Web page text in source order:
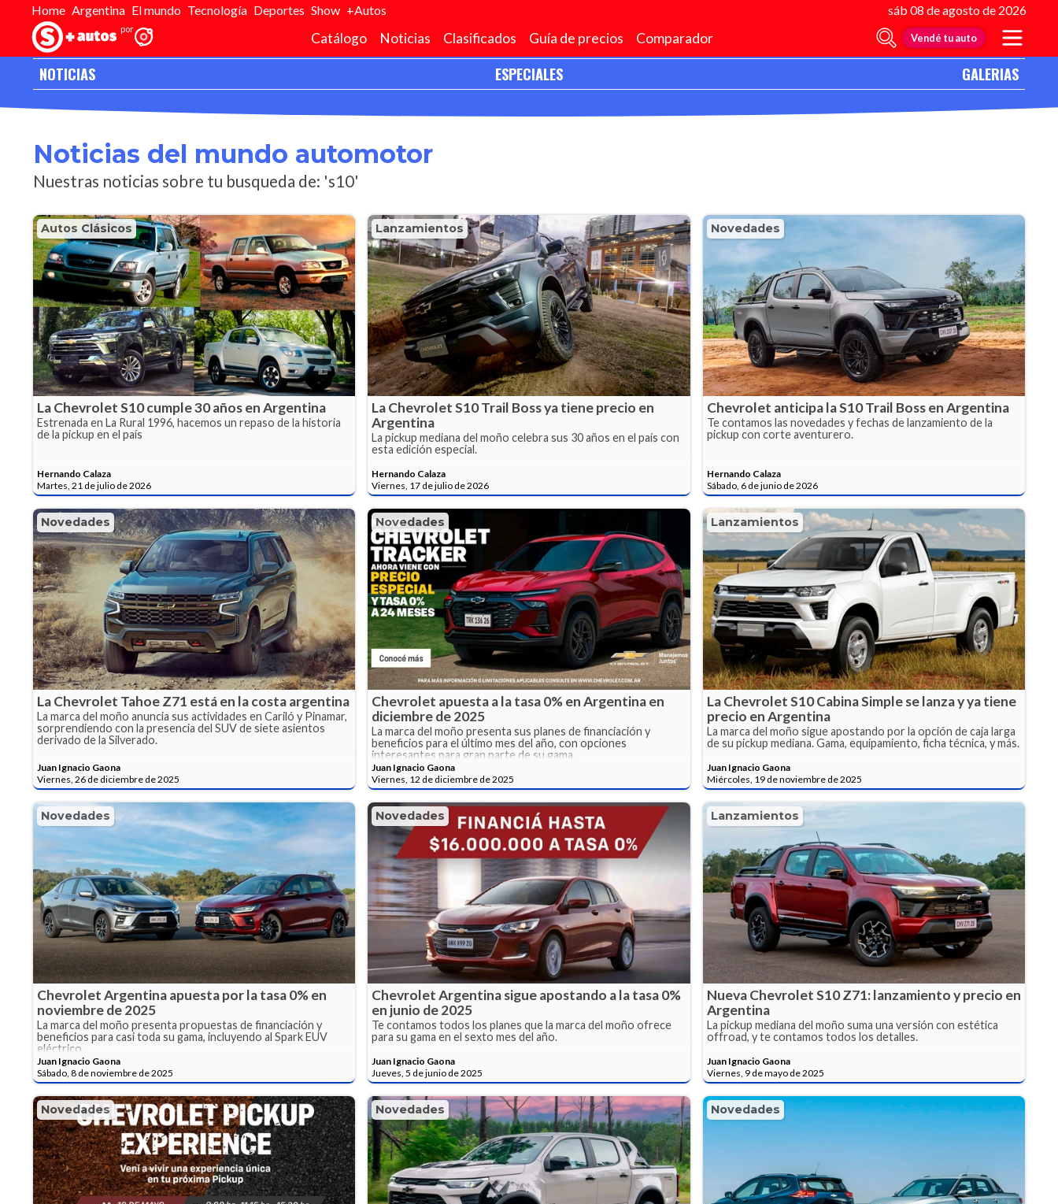
Home Argentina El mundo Tecnología Deportes Show +Autos sáb 08 de agosto de 2026
Catálogo Noticias Clasificados Guía de precios Comparador Vendé tu auto
Inicio>Editorial
NOTICIAS ESPECIALES GALERIAS
Noticias del mundo automotor
Nuestras noticias sobre tu busqueda de: 's10'
Autos Clásicos
La Chevrolet S10 cumple 30 años en Argentina
Estrenada en La Rural 1996, hacemos un repaso de la historia
de la pickup en el país
Hernando Calaza
Martes, 21 de julio de 2026
Lanzamientos
La Chevrolet S10 Trail Boss ya tiene precio en
Argentina
La pickup mediana del moño celebra sus 30 años en el país con
esta edición especial.
Hernando Calaza
Viernes, 17 de julio de 2026
Novedades
Chevrolet anticipa la S10 Trail Boss en Argentina
Te contamos las novedades y fechas de lanzamiento de la
pickup con corte aventurero.
Hernando Calaza
Sábado, 6 de junio de 2026
Novedades
La Chevrolet Tahoe Z71 está en la costa argentina
La marca del moño anuncia sus actividades en Cariló y Pinamar,
sorprendiendo con la presencia del SUV de siete asientos
derivado de la Silverado.
Juan Ignacio Gaona
Viernes, 26 de diciembre de 2025
Novedades
Chevrolet apuesta a la tasa 0% en Argentina en
diciembre de 2025
La marca del moño presenta sus planes de financiación y
beneficios para el último mes del año, con opciones
interesantes para gran parte de su gama.
Juan Ignacio Gaona
Viernes, 12 de diciembre de 2025
Lanzamientos
La Chevrolet S10 Cabina Simple se lanza y ya tiene
precio en Argentina
La marca del moño sigue apostando por la opción de caja larga
de su pickup mediana. Gama, equipamiento, ficha técnica, y más.
Juan Ignacio Gaona
Miércoles, 19 de noviembre de 2025
Novedades
Chevrolet Argentina apuesta por la tasa 0% en
noviembre de 2025
La marca del moño presenta propuestas de financiación y
beneficios para casi toda su gama, incluyendo al Spark EUV
eléctrico.
Juan Ignacio Gaona
Sábado, 8 de noviembre de 2025
Novedades
Chevrolet Argentina sigue apostando a la tasa 0%
en junio de 2025
Te contamos todos los planes que la marca del moño ofrece
para su gama en el sexto mes del año.
Juan Ignacio Gaona
Jueves, 5 de junio de 2025
Lanzamientos
Nueva Chevrolet S10 Z71: lanzamiento y precio en
Argentina
La pickup mediana del moño suma una versión con estética
offroad, y te contamos todos los detalles.
Juan Ignacio Gaona
Viernes, 9 de mayo de 2025
Novedades Novedades Novedades